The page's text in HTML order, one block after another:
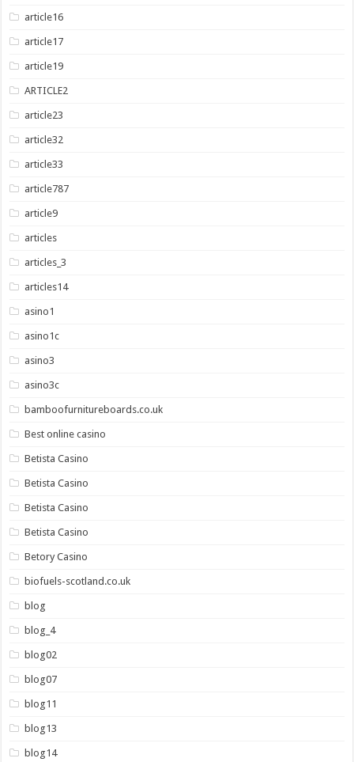
article16
article17
article19
ARTICLE2
article23
article32
article33
article787
article9
articles
articles_3
articles14
asino1
asino1c
asino3
asino3c
bamboofurnitureboards.co.uk
Best online casino
Betista Casino
Betista Casino
Betista Casino
Betista Casino
Betory Casino
biofuels-scotland.co.uk
blog
blog_4
blog02
blog07
blog11
blog13
blog14